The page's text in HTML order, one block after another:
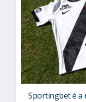
Sportingbet é a